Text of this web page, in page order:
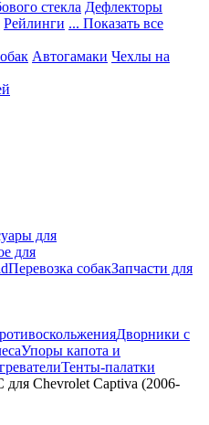
стекла Дефлекторы
Рейлинги ... Показать все
Автогамаки Чехлы на
для
для
Перевозка собакЗапчасти для
Дворники с
Упоры капота и
Тенты-палатки
для Chevrolet Captiva (2006-